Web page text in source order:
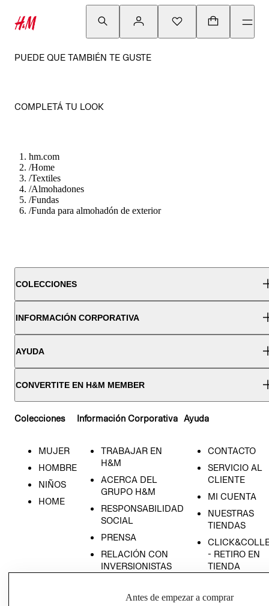
PUEDE QUE TAMBIÉN TE GUSTE
COMPLETÁ TU LOOK
hm.com
/Home
/Textiles
/Almohadones
/Fundas
/Funda para almohadón de exterior
COLECCIONES
INFORMACIÓN CORPORATIVA
AYUDA
CONVERTITE EN H&M MEMBER
Colecciones
MUJER
HOMBRE
NIÑOS
HOME
Información Corporativa
TRABAJAR EN
H&M
ACERCA DEL
GRUPO H&M
RESPONSABILIDAD
SOCIAL
PRENSA
RELACIÓN CON
INVERSIONISTAS
EMPRESARIAL
Ayuda
CONTACTO
SERVICIO AL
CLIENTE
MI CUENTA
NUESTRAS
TIENDAS
- RETIRO EN
TIENDA
CONDICIONES
Antes de empezar a comprar